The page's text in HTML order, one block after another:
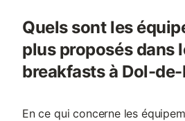
Quels sont les
plus proposés dans
breakfasts à Dol-
En ce qui concerne les